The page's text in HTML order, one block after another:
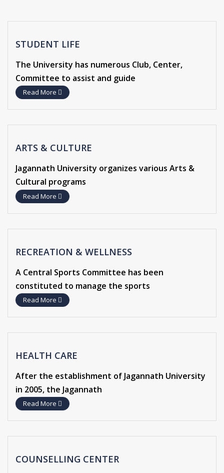
STUDENT LIFE
The University has numerous Club, Center,
Committee to assist and guide
Read More
ARTS & CULTURE
Jagannath University organizes various Arts &
Cultural programs
Read More
RECREATION & WELLNESS
A Central Sports Committee has been
constituted to manage the sports
Read More
HEALTH CARE
After the establishment of Jagannath University
in 2005, the Jagannath
Read More
COUNSELLING CENTER